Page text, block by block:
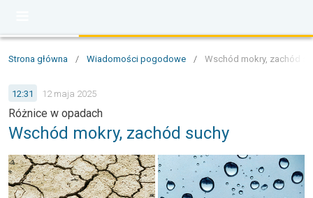
Strona główna / Wiadomości pogodowe / Wschód mokry, zachód
12:31 12 maja 2025
Różnice w opadach
Wschód mokry, zachód suchy